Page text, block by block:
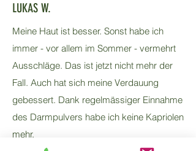
LUKAS W.
Meine Haut ist besser. Sonst habe ich
immer - vor allem im Sommer - vermehrt
Ausschläge. Das ist jetzt nicht mehr der
Fall. Auch hat sich meine Verdauung
gebessert. Dank regelmässiger Einnahme
des Darmpulvers habe ich keine Kapriolen
mehr.